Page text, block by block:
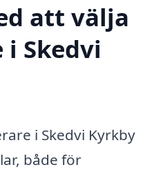
att välja
Skedvi
i Skedvi Kyrkby
både för